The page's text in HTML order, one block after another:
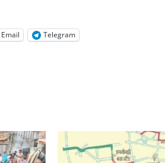
Email Telegram